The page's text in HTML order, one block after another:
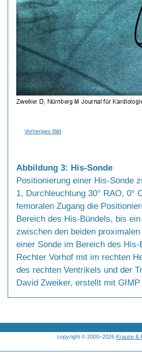
Vorheriges Bild
Abbildung 3: His-Sonde
Positionierung einer His-Sonde
1, Durchleuchtung 30° RAO, 0°
femoralen Zugang die
Bereich des His-Bündels, bis
zwischen den beiden
einer Sonde im Bereich des
Rechter Vorhof mit im rechten
des rechten Ventrikels und der
David Zweiker, erstellt mit GIMP
copyright © 2000–2026 Krause &